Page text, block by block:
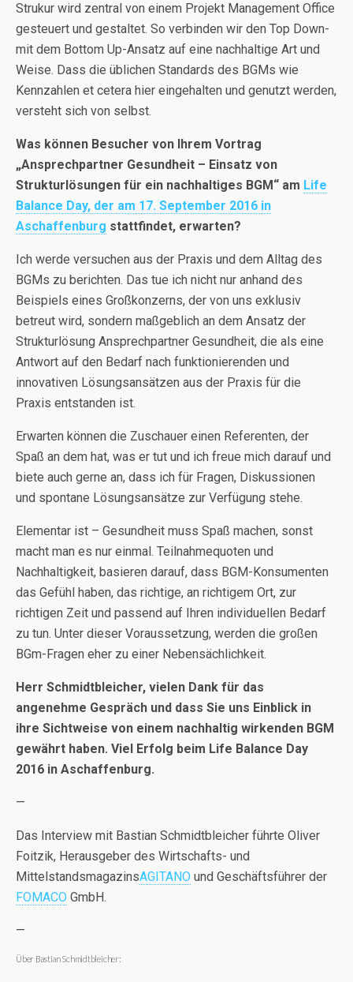
Strukur wird zentral von einem Projekt Management Office
gesteuert und gestaltet. So verbinden wir den Top Down-
mit dem Bottom Up-Ansatz auf eine nachhaltige Art und
Weise. Dass die üblichen Standards des BGMs wie
Kennzahlen et cetera hier eingehalten und genutzt werden,
versteht sich von selbst.
Was können Besucher von Ihrem Vortrag
„Ansprechpartner Gesundheit – Einsatz von
Strukturlösungen für ein nachhaltiges BGM“ am Life
Balance Day, der am 17. September 2016 in
Aschaffenburg stattfindet, erwarten?
Ich werde versuchen aus der Praxis und dem Alltag des
BGMs zu berichten. Das tue ich nicht nur anhand des
Beispiels eines Großkonzerns, der von uns exklusiv
betreut wird, sondern maßgeblich an dem Ansatz der
Strukturlösung Ansprechpartner Gesundheit, die als eine
Antwort auf den Bedarf nach funktionierenden und
innovativen Lösungsansätzen aus der Praxis für die
Praxis entstanden ist.
Erwarten können die Zuschauer einen Referenten, der
Spaß an dem hat, was er tut und ich freue mich darauf und
biete auch gerne an, dass ich für Fragen, Diskussionen
und spontane Lösungsansätze zur Verfügung stehe.
Elementar ist – Gesundheit muss Spaß machen, sonst
macht man es nur einmal. Teilnahmequoten und
Nachhaltigkeit, basieren darauf, dass BGM-Konsumenten
das Gefühl haben, das richtige, an richtigem Ort, zur
richtigen Zeit und passend auf Ihren individuellen Bedarf
zu tun. Unter dieser Voraussetzung, werden die großen
BGm-Fragen eher zu einer Nebensächlichkeit.
Herr Schmidtbleicher, vielen Dank für das
angenehme Gespräch und dass Sie uns Einblick in
ihre Sichtweise von einem nachhaltig wirkenden BGM
gewährt haben. Viel Erfolg beim Life Balance Day
2016 in Aschaffenburg.
—
Das Interview mit Bastian Schmidtbleicher führte Oliver
Foitzik, Herausgeber des Wirtschafts- und
MittelstandsmagazinsAGITANO und Geschäftsführer der
FOMACO GmbH.
—
Über Bastian Schmidtbleicher: